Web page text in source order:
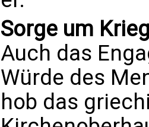
Sorge um
Auch das
Würde des
hob das